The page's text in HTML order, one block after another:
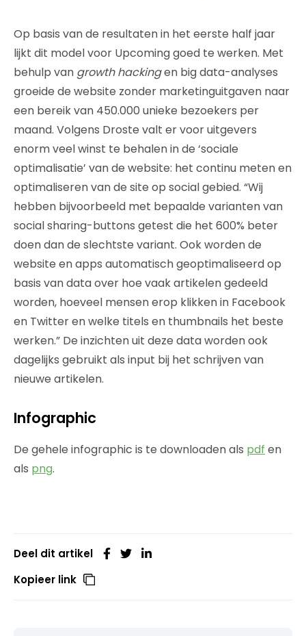
Op basis van de resultaten in het eerste half jaar
lijkt dit model voor Upcoming goed te werken. Met
behulp van growth hackingen big data-analyses
groeide de website zonder marketinguitgaven naar
een bereik van 450.000 unieke bezoekers per
maand. Volgens Droste valt er voor uitgevers
enorm veel winst te behalen in de ‘sociale
optimalisatie’ van de website: het continu meten en
optimaliseren van de site op social gebied. “Wij
hebben bijvoorbeeld met bepaalde varianten van
social sharing-buttons getest die het 600% beter
doen dan de slechtste variant. Ook worden de
website en apps automatisch geoptimaliseerd op
basis van data over hoe vaak artikelen gedeeld
worden, hoeveel mensen erop klikken in Facebook
en Twitter en welke titels en thumbnails het beste
werken.” De inzichten uit deze data worden ook
dagelijks gebruikt als input bij het schrijven van
nieuwe artikelen.
Infographic
De gehele infographic is te downloaden als pdf en
als png.
Deel dit artikel
Kopieer link